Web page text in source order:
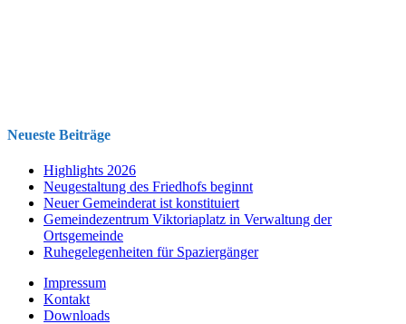
Neueste Beiträge
Highlights 2026
Neugestaltung des Friedhofs beginnt
Neuer Gemeinderat ist konstituiert
Gemeindezentrum Viktoriaplatz in Verwaltung der
Ortsgemeinde
Ruhegelegenheiten für Spaziergänger
Impressum
Kontakt
Downloads